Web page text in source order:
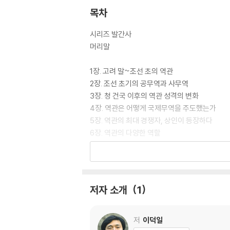
목차
시리즈 발간사
머리말
1장. 고려 말~조선 초의 역관
2장. 조선 초기의 공무역과 사무역
3장. 청 건국 이후의 역관 성격의 변화
4장. 역관은 어떻게 국제무역을 주도했는가
5장. 역관의 최대 경쟁자, 상인이 등장하다
6장. 역관의 다양한 역할
7장. 역관과 정치
주요 인용 문헌
저자 소개 1
저 이덕일